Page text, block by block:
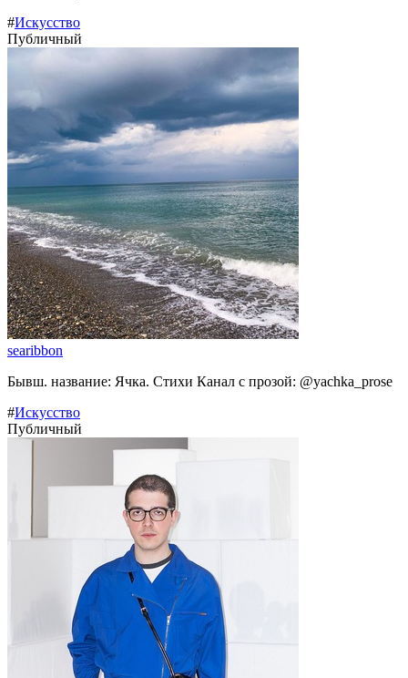
#Искусство
Публичный
searibbon
Бывш. название: Ячка. Стихи Канал с прозой: @yachka_prose
#Искусство
Публичный